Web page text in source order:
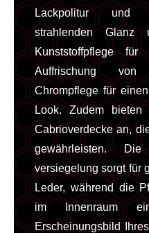
Lackpolitur und
strahlenden Glanz
Kunststoffpflege
Auffrischung von
Chrompflege für
Look. Zudem bieten
Cabrioverdecke an,
gewährleisten.
versiegelung sorgt für
Leder, während die
im Innenraum
Erscheinungsbild